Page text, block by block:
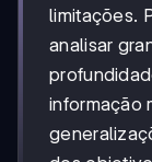
limitações.
analisar
informação